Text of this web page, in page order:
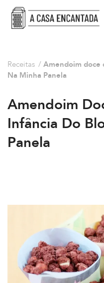
Receitas / Amendoim doce
Na Minha Panela
Amendoim
Infância Do
Panela